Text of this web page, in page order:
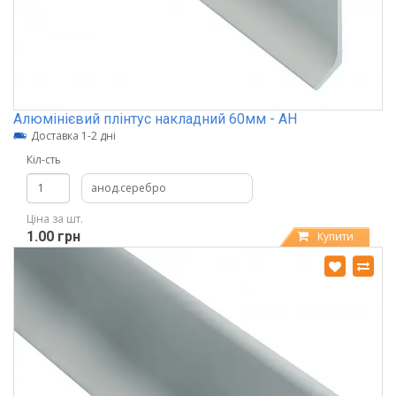
Алюмінієвий плінтус накладний 60мм - АН
Доставка 1-2 дні
Кіл-сть
анод.серебро
Ціна за шт.
1.00 грн Купити